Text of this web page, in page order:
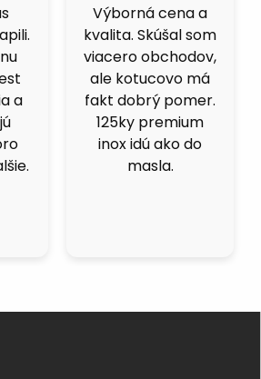
a
Výborná cena a
kvalita. Skúšal som
viacero obchodov,
ale kotucovo má
fakt dobrý pomer.
125ky premium
inox idú ako do
masla.